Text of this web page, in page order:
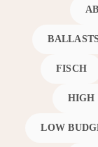
FISCH
HIGH
LOW